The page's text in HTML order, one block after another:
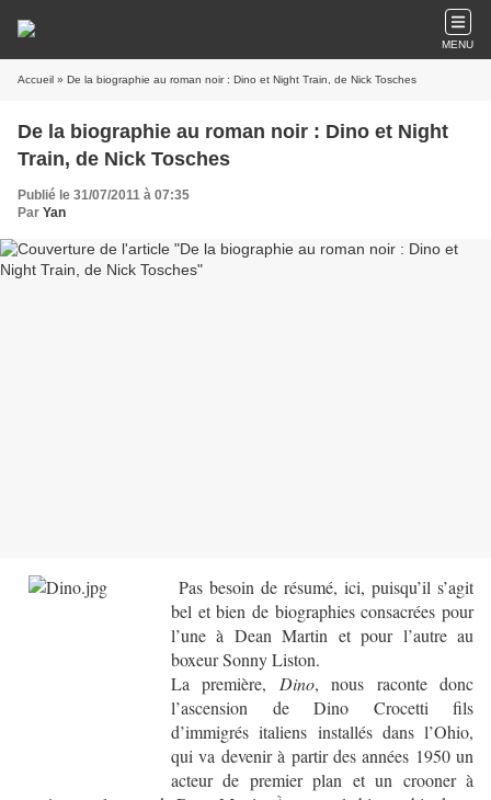
MENU
Accueil » De la biographie au roman noir : Dino et Night Train, de Nick Tosches
De la biographie au roman noir : Dino et Night
Train, de Nick Tosches
Publié le 31/07/2011 à 07:35
Par Yan
Pas besoin de résumé, ici, puisqu’il s’agit
bel et bien de biographies consacrées pour
l’une à Dean Martin et pour l’autre au
boxeur Sonny Liston.
La première, Dino, nous raconte donc
l’ascension de Dino Crocetti fils
d’immigrés italiens installés dans l’Ohio,
qui va devenir à partir des années 1950 un
acteur de premier plan et un crooner à